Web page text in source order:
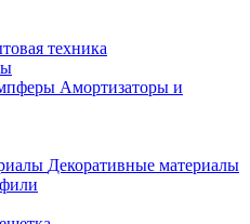
техника
Амортизаторы и
Декоративные материалы